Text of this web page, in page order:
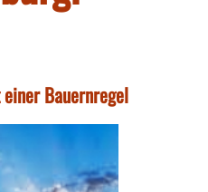
Bauernregel